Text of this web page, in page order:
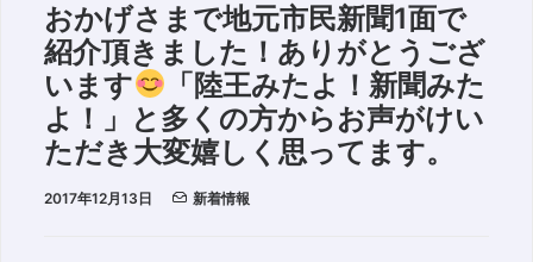
おかげさまで地元市民新聞1面で
紹介頂きました！ありがとうござ
います
「陸王みたよ！新聞みた
よ！」と多くの方からお声がけい
ただき大変嬉しく思ってます。
2017年12月13日 新着情報